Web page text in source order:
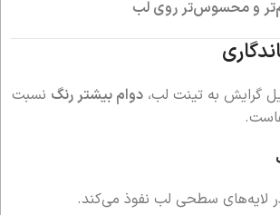
و محسوس‌تر روی لب
گرایش به تینت لب، دوام بیشتر رنگ نسبت
لایه‌های سطحی لب نفوذ می‌کند.